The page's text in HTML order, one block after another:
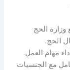
وزارة الحج
الحج.
مهام العمل.
مع الجنسيات